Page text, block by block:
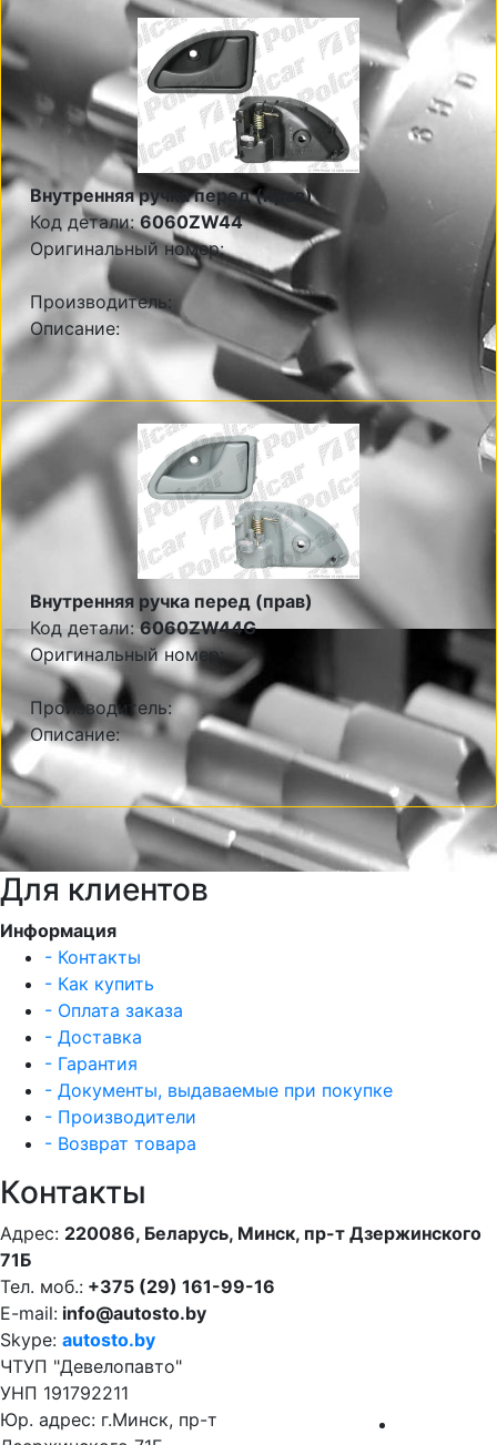
Внутренняя ручка перед (прав)
Код детали:6060ZW44
Оригинальный номер:
Производитель:
Описание:
Внутренняя ручка перед (прав)
Код детали:6060ZW44G
Оригинальный номер:
Производитель:
Описание:
Для клиентов
Информация
- Контакты
- Как купить
- Оплата заказа
- Доставка
- Гарантия
- Документы, выдаваемые при покупке
- Производители
- Возврат товара
Контакты
Адрес: 220086, Беларусь, Минск, пр-т Дзержинского
71Б
Тел. моб.: +375 (29) 161-99-16
E-mail: info@autosto.by
Skype: autosto.by
ЧТУП "Девелопавто"
УНП 191792211
Юр. адрес: г.Минск, пр-т